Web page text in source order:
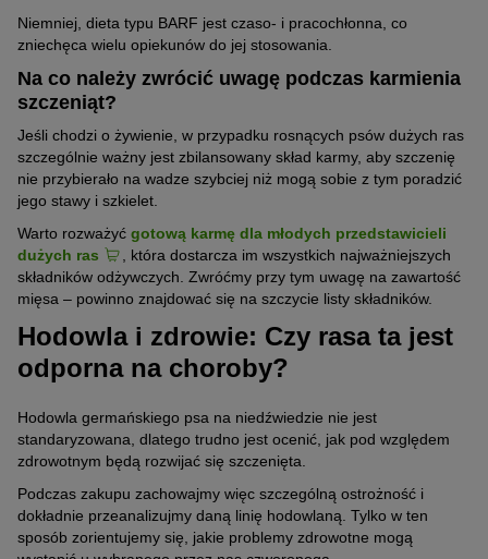
Niemniej, dieta typu BARF jest czaso- i pracochłonna, co
zniechęca wielu opiekunów do jej stosowania.
Na co należy zwrócić uwagę podczas karmienia
szczeniąt?
Jeśli chodzi o żywienie, w przypadku rosnących psów dużych ras
szczególnie ważny jest zbilansowany skład karmy, aby szczenię
nie przybierało na wadze szybciej niż mogą sobie z tym poradzić
jego stawy i szkielet.
Warto rozważyć gotową karmę dla młodych przedstawicieli
dużych ras
, która dostarcza im wszystkich najważniejszych
składników odżywczych. Zwróćmy przy tym uwagę na zawartość
mięsa – powinno znajdować się na szczycie listy składników.
Hodowla i zdrowie: Czy rasa ta jest
odporna na choroby?
Hodowla germańskiego psa na niedźwiedzie nie jest
standaryzowana, dlatego trudno jest ocenić, jak pod względem
zdrowotnym będą rozwijać się szczenięta.
Podczas zakupu zachowajmy więc szczególną ostrożność i
dokładnie przeanalizujmy daną linię hodowlaną. Tylko w ten
sposób zorientujemy się, jakie problemy zdrowotne mogą